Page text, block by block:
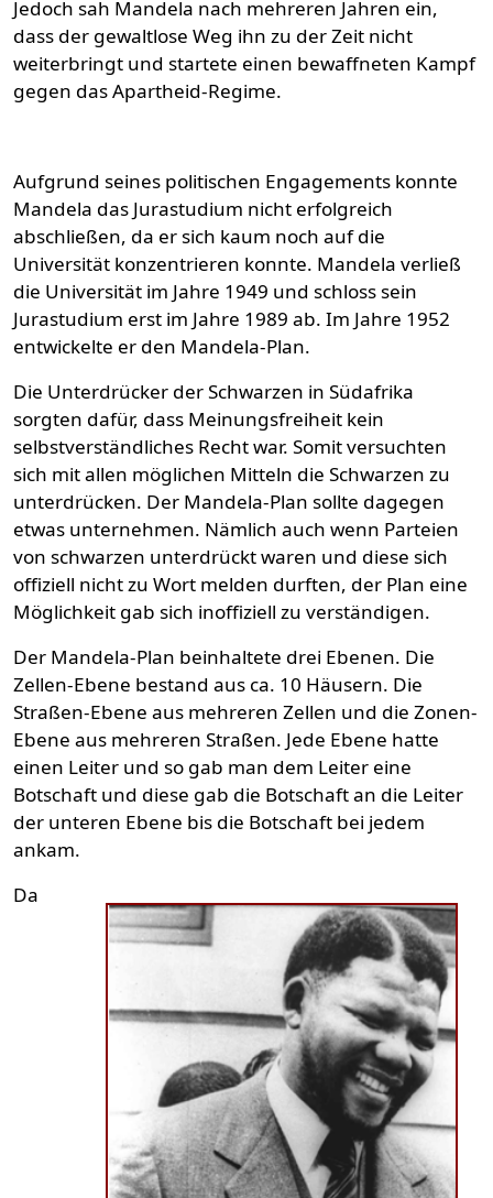
Jedoch sah Mandela nach mehreren Jahren ein,
dass der gewaltlose Weg ihn zu der Zeit nicht
weiterbringt und startete einen bewaffneten Kampf
gegen das Apartheid-Regime.
Aufgrund seines politischen Engagements konnte
Mandela das Jurastudium nicht erfolgreich
abschließen, da er sich kaum noch auf die
Universität konzentrieren konnte. Mandela verließ
die Universität im Jahre 1949 und schloss sein
Jurastudium erst im Jahre 1989 ab. Im Jahre 1952
entwickelte er den Mandela-Plan.
Die Unterdrücker der Schwarzen in Südafrika
sorgten dafür, dass Meinungsfreiheit kein
selbstverständliches Recht war. Somit versuchten
sich mit allen möglichen Mitteln die Schwarzen zu
unterdrücken. Der Mandela-Plan sollte dagegen
etwas unternehmen. Nämlich auch wenn Parteien
von schwarzen unterdrückt waren und diese sich
offiziell nicht zu Wort melden durften, der Plan eine
Möglichkeit gab sich inoffiziell zu verständigen.
Der Mandela-Plan beinhaltete drei Ebenen. Die
Zellen-Ebene bestand aus ca. 10 Häusern. Die
Straßen-Ebene aus mehreren Zellen und die Zonen-
Ebene aus mehreren Straßen. Jede Ebene hatte
einen Leiter und so gab man dem Leiter eine
Botschaft und diese gab die Botschaft an die Leiter
der unteren Ebene bis die Botschaft bei jedem
ankam.
Da